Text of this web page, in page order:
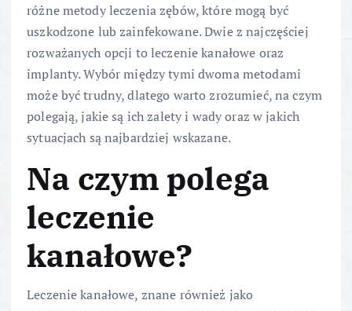
różne metody leczenia zębów, które mogą być
uszkodzone lub zainfekowane. Dwie z najczęściej
rozważanych opcji to leczenie kanałowe oraz
implanty. Wybór między tymi dwoma metodami
może być trudny, dlatego warto zrozumieć, na czym
polegają, jakie są ich zalety i wady oraz w jakich
sytuacjach są najbardziej wskazane.
Na czym polega
leczenie
kanałowe?
Leczenie kanałowe, znane również jako